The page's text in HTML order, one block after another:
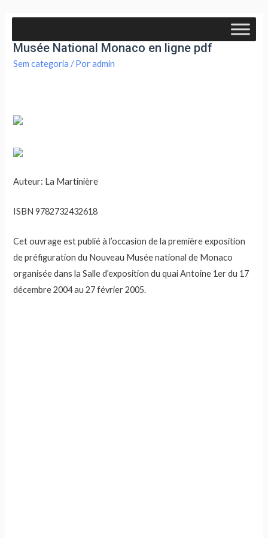
Acte 1 pour un nouveau musée- Nouveau
Musée National Monaco en ligne pdf
Sem categoria / Poradmin
Auteur: La Martinière
ISBN 9782732432618
Cet ouvrage est publié à l’occasion de la première exposition
de préfiguration du Nouveau Musée national de Monaco
organisée dans la Salle d’exposition du quai Antoine 1er du 17
décembre 2004 au 27 février 2005.